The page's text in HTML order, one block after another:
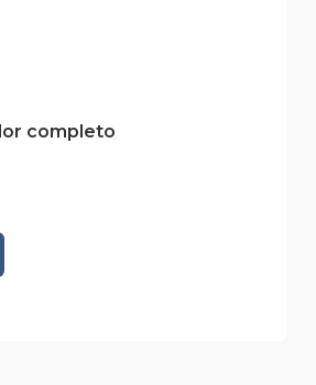
completo